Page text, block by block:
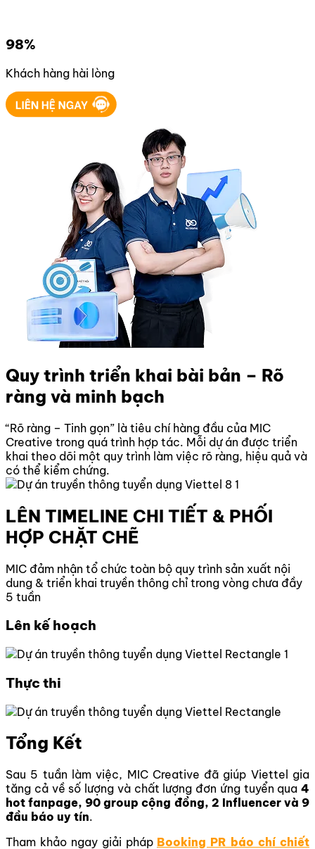
98%
Khách hàng hài lòng
Quy trình triển khai bài bản – Rõ
ràng và minh bạch
“Rõ ràng – Tinh gọn” là tiêu chí hàng đầu của MIC
Creative trong quá trình hợp tác. Mỗi dự án được triển
khai theo dõi một quy trình làm việc rõ ràng, hiệu quả và
có thể kiểm chứng.
LÊN TIMELINE CHI TIẾT & PHỐI
HỢP CHẶT CHẼ
MIC đảm nhận tổ chức toàn bộ quy trình sản xuất nội
dung & triển khai truyền thông chỉ trong vòng chưa đầy
5 tuần
Lên kế hoạch
Thực thi
Tổng Kết
Sau 5 tuần làm việc, MIC Creative đã giúp Viettel gia
tăng cả về số lượng và chất lượng đơn ứng tuyển qua 4
hot fanpage, 90 group cộng đồng, 2 Influencer và 9
đầu báo uy tín.
Tham khảo ngay giải pháp Booking PR báo chí chiết